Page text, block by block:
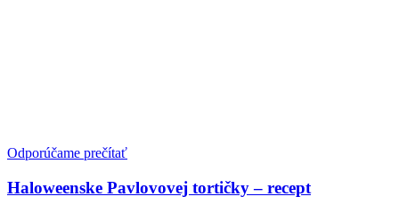
Odporúčame prečítať
Haloweenske Pavlovovej tortičky – recept